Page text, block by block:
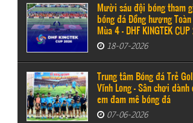
Mười sáu đội bóng tham
bóng đá Đồng hương
Mùa 4 - DHF KINGTEK
18-07-2026
Trung tâm Bóng đá Trẻ
Vĩnh Long - Sân chơi
em đam mê bóng đá
07-06-2026